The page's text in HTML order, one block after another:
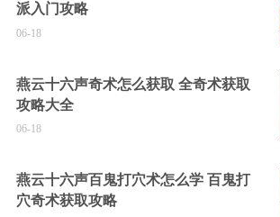
派入门攻略
06-18
燕云十六声奇术怎么获取 全奇术获取
攻略大全
06-18
燕云十六声百鬼打穴术怎么学 百鬼打
穴奇术获取攻略